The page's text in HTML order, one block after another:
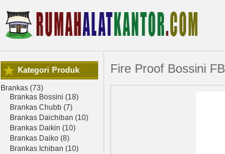
Kategori Produk
Brankas (73)
Brankas Bossini (18)
Brankas Chubb (7)
Brankas Daichiban (10)
Brankas Daikin (10)
Brankas Daiko (8)
Brankas Ichiban (10)
Fire Proof Bossini